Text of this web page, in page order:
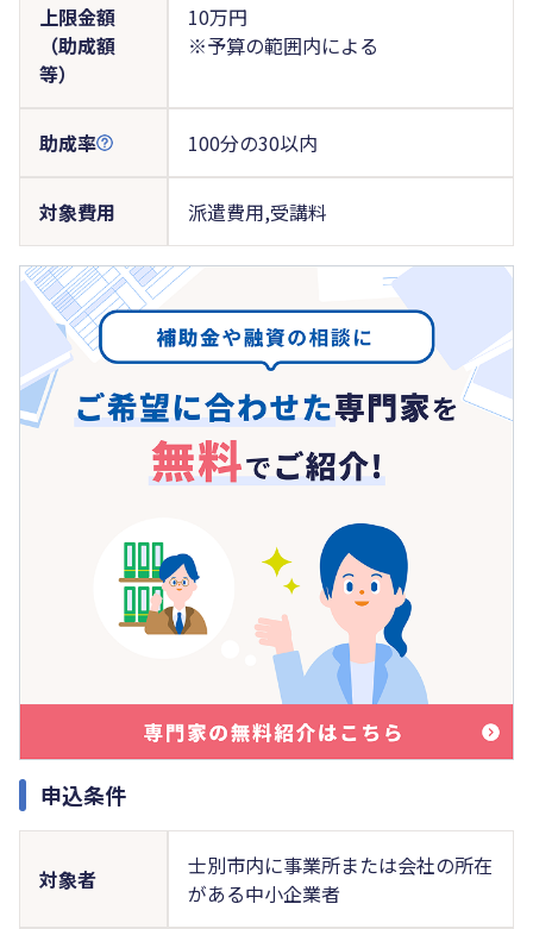
上限金額
（助成額
等）
10万円
※予算の範囲内による
助成率 100分の30以内
対象費用 派遣費用,受講料
申込条件
対象者
士別市内に事業所または会社の所在
がある中小企業者